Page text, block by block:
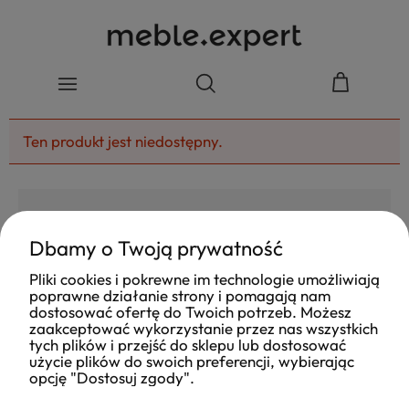
Ten produkt jest niedostępny.
4.8
Ocena
Na podstawie
177opinii z całego okresu
Jak zbieramy opinie?
Dbamy o Twoją prywatność
Pliki cookies i pokrewne im technologie umożliwiają
poprawne działanie strony i pomagają nam
dostosować ofertę do Twoich potrzeb. Możesz
zaakceptować wykorzystanie przez nas wszystkich
tych plików i przejść do sklepu lub dostosować
użycie plików do swoich preferencji, wybierając
opcję "Dostosuj zgody".